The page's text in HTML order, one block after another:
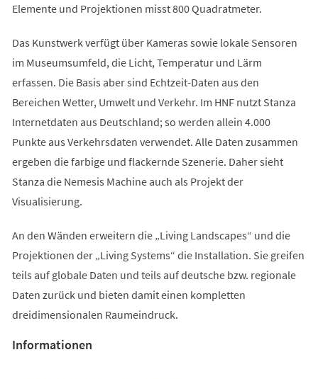
Elemente und Projektionen misst 800 Quadratmeter.
Das Kunstwerk verfügt über Kameras sowie lokale Sensoren
im Museumsumfeld, die Licht, Temperatur und Lärm
erfassen. Die Basis aber sind Echtzeit-Daten aus den
Bereichen Wetter, Umwelt und Verkehr. Im HNF nutzt Stanza
Internetdaten aus Deutschland; so werden allein 4.000
Punkte aus Verkehrsdaten verwendet. Alle Daten zusammen
ergeben die farbige und flackernde Szenerie. Daher sieht
Stanza die Nemesis Machine auch als Projekt der
Visualisierung.
An den Wänden erweitern die „Living Landscapes“ und die
Projektionen der „Living Systems“ die Installation. Sie greifen
teils auf globale Daten und teils auf deutsche bzw. regionale
Daten zurück und bieten damit einen kompletten
dreidimensionalen Raumeindruck.
Informationen